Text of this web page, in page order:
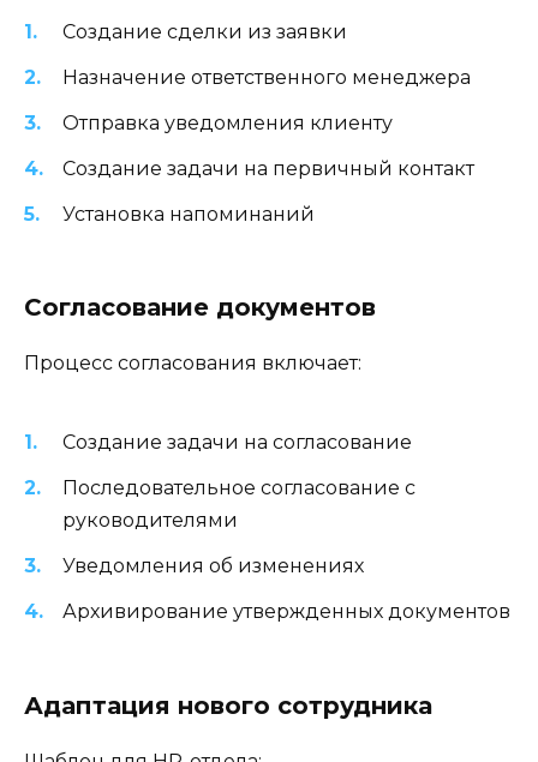
Создание сделки из заявки
Назначение ответственного менеджера
Отправка уведомления клиенту
Создание задачи на первичный контакт
Установка напоминаний
Согласование документов
Процесс согласования включает:
Создание задачи на согласование
Последовательное согласование с
руководителями
Уведомления об изменениях
Архивирование утвержденных документов
Адаптация нового сотрудника